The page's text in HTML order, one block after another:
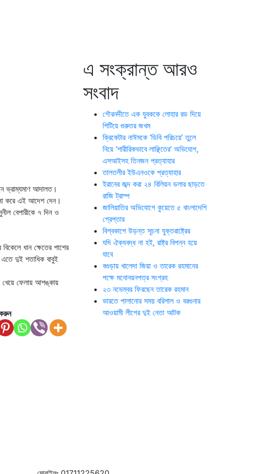
ভ্রাম্যমাণ আদালত।
করে এই আদেশ দেন।
বেপারীকে ৭ দিন ও
ধান ক্ষেতের পাশের
এতে দুই শতাধিক বাবুই
খেয়ে ফেলায় আশঙ্কায়
করুন
এ সংক্রান্ত আরও
সংবাদ
গৌরনদীতে এক যুবককে লোহার রড দিয়ে
পিটিয়ে গুরুতর জখম
ক্রিকেটার নাঈমকে ‘ডিবি পরিচয়ে’ তুলে
নিয়ে ‘শারীরিকভাবে লাঞ্ছিতের’ অভিযোগ,
এসআইসহ তিনজন প্রত্যাহার
তালতলীর ইউএনওকে প্রত্যাহার
ইরানের জব্দ করা ২৪ বিলিয়ন ডলার ছাড়তে
রাজি ট্রাম্প
জালিয়াতির অভিযোগে কুয়েতে ৫ বাংলাদেশি
গ্রেপ্তার
বিশ্বকাপে উড়ন্ত সূচনা যুক্তরাষ্ট্রের
যদি ঐক্যবদ্ধ না হই, রাষ্ট্র বিপন্ন হয়ে
যাবে
বগুড়ায় খালেদা জিয়া ও তারেক রহমানের
পক্ষে মনোনয়নপত্র সংগ্রহ
২৩ নভেম্বর ফিরছেন তারেক রহমান
ভারতে পালানোর সময় ব‌রিশাল ও বরগুনার
আওয়ামী লীগের দুই নেতা আটক